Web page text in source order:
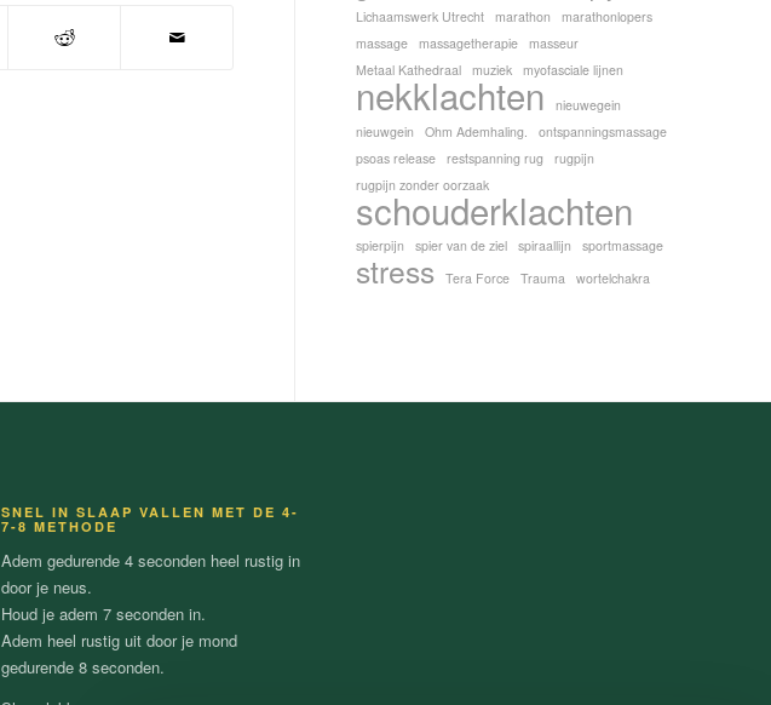
Lichaamswerk Utrecht marathon
marathonlopers
massage
massagetherapie
masseur
Metaal Kathedraal
muziek myofasciale lijnen
nekklachten
nieuwegein
nieuwgein
Ohm Ademhaling.
ontspanningsmassage
psoas release
restspanning rug
rugpijn
rugpijn zonder oorzaak
schouderklachten
spierpijn spier van de ziel spiraallijn sportmassage
stress Tera Force Trauma wortelchakra
SNEL IN SLAAP VALLEN MET DE 4-
7-8 METHODE
Adem gedurende 4 seconden heel rustig in
door je neus.
Houd je adem 7 seconden in.
Adem heel rustig uit door je mond
gedurende 8 seconden.